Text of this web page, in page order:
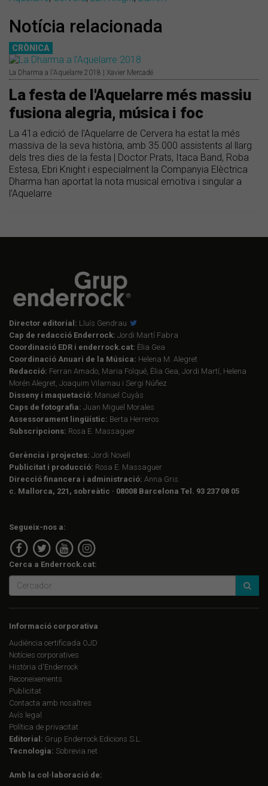
Notícia relacionada
CRÒNICA
La Dharma a l'Aquelarre 2018 | Xavier Mercadé
La festa de l'Aquelarre més massiu
fusiona alegria, música i foc
La 41a edició de l’Aquelarre de Cervera ha estat la més
massiva de la seva història, amb 35.000 assistents al llarg
dels tres dies de la festa | Doctor Prats, Itaca Band, Roba
Estesa, Ebri Knight i especialment la Companyia Elèctrica
Dharma han aportat la nota musical emotiva i singular a
l’Aquelarre
Director editorial: Lluís Gendrau
Cap de redacció Enderrock: Jordi Martí Fabra
Coordinació EDR i enderrock.cat: Èlia Gea
Coordinació Anuari de la Música: Helena M. Alegret
Redacció: Ferran Amado, Maria Folqué, Èlia Gea, Jordi Martí, Helena
Morén Alegret, Joaquim Vilarnau i Sergi Núñez
Disseny i maquetació: Manuel Cuyàs
Caps de fotografia: Juan Miguel Morales
Assessorament lingüístic: Berta Herreros
Subscripcions: Rosa E. Massaguer
Gerència i projectes: Jordi Novell
Publicitat i producció: Rosa E. Massaguer
Direcció financera i administració: Anna Gris
c. Mallorca, 221, sobreàtic · 08008 Barcelona Tel. 93 237 08 05
Segueix-nos a:
Cerca a Enderrock.cat:
Informació corporativa
Audiència certificada OJD
Notícies corporatives
Història d'Enderrock
Reconeixements
Publicitat
Contacta amb nosaltres
Avís legal
Política de privacitat
Editorial: Grup Enderrock Edicions S.L.
Tecnologia: Sobrevia.net
Amb la col·laboració de: